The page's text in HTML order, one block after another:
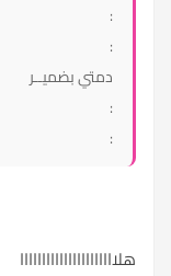
:
:
دمتي بضميــر
:
:
هلاااااااااااااااااااااا